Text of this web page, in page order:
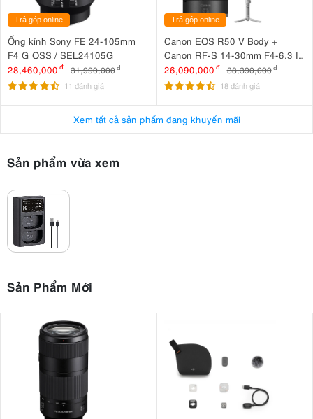
Trả góp online
Ống kính Sony FE 24-105mm
F4 G OSS / SEL24105G
28,460,000 đ 31,990,000đ
11 đánh giá
Trả góp online
Canon EOS R50 V Body +
Canon RF-S 14-30mm F4-6.3 IS
STM PZ + DJI RS 4 Mini
26,090,000 đ 38,390,000 đ
18 đánh giá
Xem tất cả sản phẩm đang khuyến mãi
Sản phẩm vừa xem
Sản Phẩm Mới